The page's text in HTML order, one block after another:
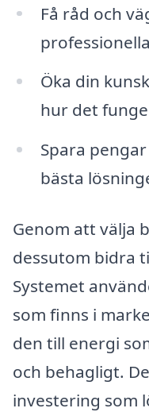
Få råd och
Öka din
hur det
Spara
bästa
Genom att välja
dessutom bidra
Systemet
som finns i
den till energi
och behagligt.
investering som